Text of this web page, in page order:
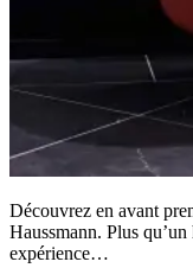
Découvrez en avant
Haussmann. Plus
expérience…